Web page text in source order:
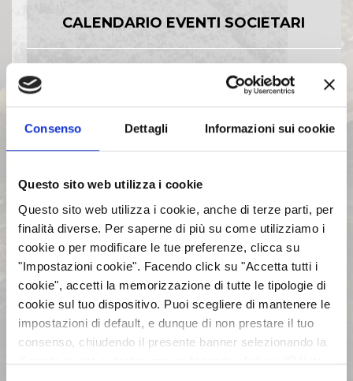
Consenso Dettagli Informazioni sui cookie
Questo sito web utilizza i cookie
Questo sito web utilizza i cookie, anche di terze parti, per
finalità diverse. Per saperne di più su come utilizziamo i
cookie o per modificare le tue preferenze, clicca su
"Impostazioni cookie". Facendo click su "Accetta tutti i
cookie", accetti la memorizzazione di tutte le tipologie di
cookie sul tuo dispositivo. Puoi scegliere di mantenere le
impostazioni di default, e dunque di non prestare il tuo
consenso, chiudendo il presente banner selezionando la
X posta in alto a destra oppure facendo click su “Rifiuta
CALENDARIO EVENTI SOCIETARI
EVENTI E DOCUMENTAZIONE
ASSEMBLEE
COMUNICATI STAMPA
ARCHIVIO 2017
ARCHIVIO 2016